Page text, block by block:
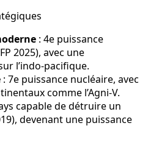
: 4e puissance
2025), avec une
l’indo-pacifique.
: 7e puissance nucléaire, avec
comme l’Agni-V.
capable de détruire un
devenant une puissance